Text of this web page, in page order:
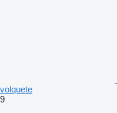
volquete
9